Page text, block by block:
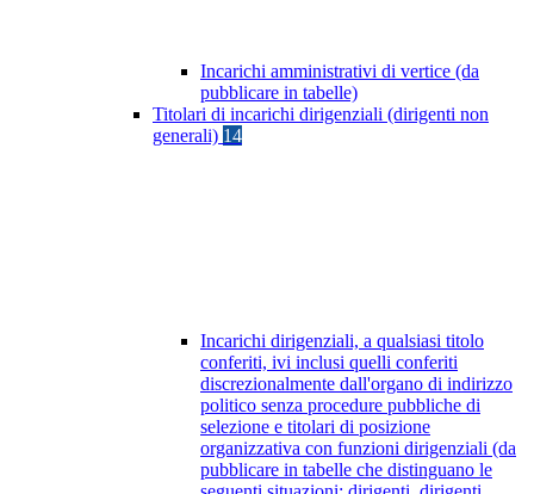
Incarichi amministrativi di vertice (da
pubblicare in tabelle)
Titolari di incarichi dirigenziali (dirigenti non
generali) 14
Incarichi dirigenziali, a qualsiasi titolo
conferiti, ivi inclusi quelli conferiti
discrezionalmente dall'organo di indirizzo
politico senza procedure pubbliche di
selezione e titolari di posizione
organizzativa con funzioni dirigenziali (da
pubblicare in tabelle che distinguano le